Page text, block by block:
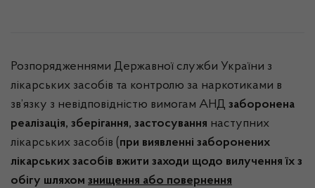
Розпорядженнями Державної служби України з
лікарських засобів та контролю за наркотиками в
зв’язку з невідповідністю вимогам АНД заборонена
реалізація, зберігання, застосування наступних
лікарських засобів (при виявленні заборонених
лікарських засобів вжити заходи щодо вилучення їх з
обігу шляхом знищення або повернення